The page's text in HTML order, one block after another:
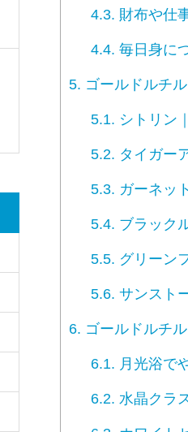
4.3. 財布や仕
4.4. 毎日身に
5. ゴールドルチ
5.1. シトリン
5.2. タイガー
5.3. ガーネッ
5.4. ブラック
5.5. グリーン
5.6. サンスト
6. ゴールドルチ
6.1. 月光浴で
6.2. 水晶クラ